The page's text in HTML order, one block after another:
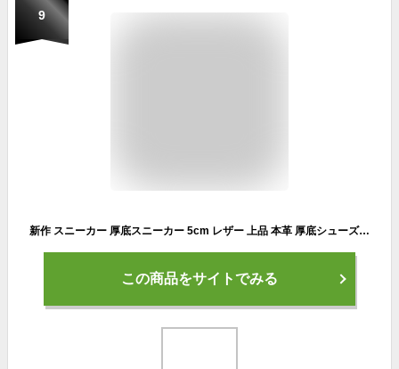
9
新作 スニーカー 厚底スニーカー 5cm レザー 上品 本革 厚底シューズ ローファー 超軽量 船型底 姿勢矯正 歩きやすい お洒落 個性 可愛い 日常使い 作業靴 看護師 婦人靴 春 夏 秋 冬 送料無料
この商品をサイトでみる